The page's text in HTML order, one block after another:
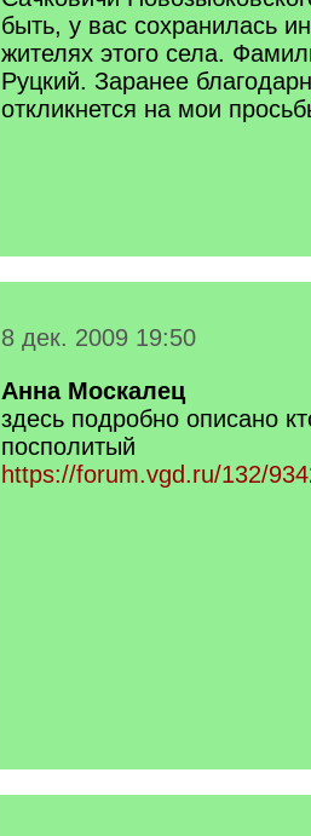
быть, у вас сохранилась
жителях этого села.
Руцкий. Заранее
откликнется на мои
8 дек. 2009 19:50
Анна Москалец
здесь подробно описано
посполитый
https://forum.vgd.ru/132/